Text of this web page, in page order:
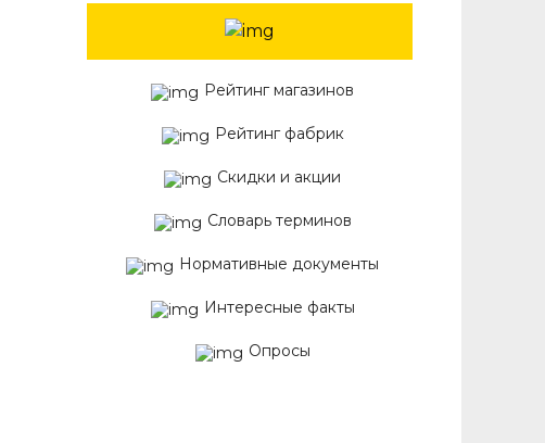
Рейтинг магазинов
Рейтинг фабрик
Скидки и акции
Словарь терминов
Нормативные документы
Интересные факты
Опросы